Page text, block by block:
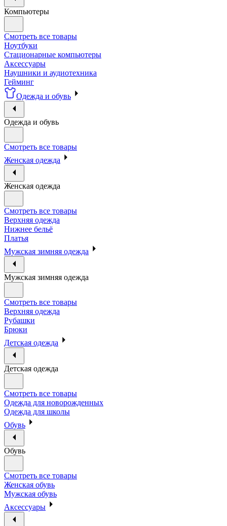
Компьютеры
Смотреть все товары
Ноутбуки
Стационарные компьютеры
Аксессуары
Наушники и аудиотехника
Гейминг
Одежда и обувь
Одежда и обувь
Смотреть все товары
Женская одежда
Женская одежда
Смотреть все товары
Верхняя одежда
Нижнее бельё
Платья
Мужская зимняя одежда
Мужская зимняя одежда
Смотреть все товары
Верхняя одежда
Рубашки
Брюки
Детская одежда
Детская одежда
Смотреть все товары
Одежда для новорожденных
Одежда для школы
Обувь
Обувь
Смотреть все товары
Женская обувь
Мужская обувь
Аксессуары